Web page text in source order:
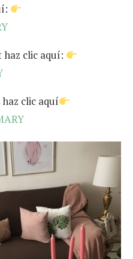
haz clic aquí:
clic aquí